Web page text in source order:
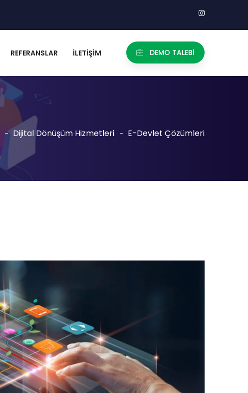
REFERANSLAR İLETIŞIM DEMO TALEBİ
Dijital Dönüşüm Hizmetleri E-Devlet Çözümleri